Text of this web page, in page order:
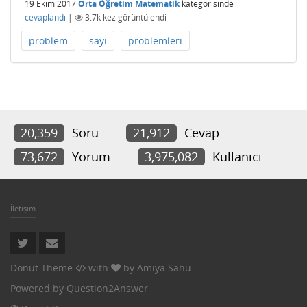
19 Ekim 2017Orta Öğretim Matematikkategorisinde
cevaplandı | 3.7k kez görüntülendi
problem sayı problemleri
20,359 Soru 21,912
Cevap
73,672
Yorum 3,975,082 Kullanıcı
İletişim
Donut Theme with by Amiya Sahu
Powered by Question2Answer